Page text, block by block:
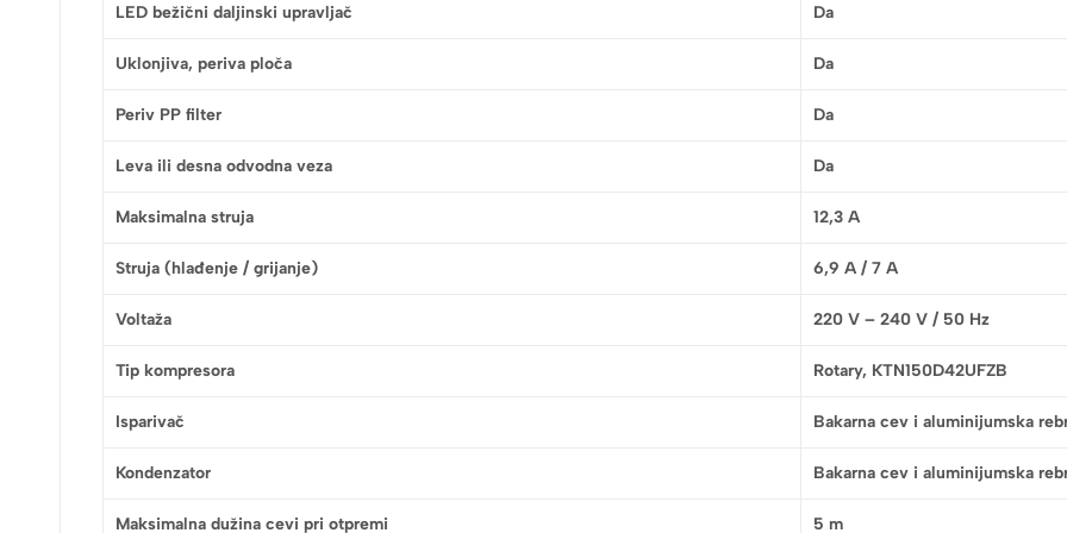
LED bežični daljinski upravljač Da
Uklonjiva, periva ploča Da
Periv PP filter Da
Leva ili desna odvodna veza Da
Maksimalna struja 12,3 A
Struja (hlađenje / grijanje) 6,9 A / 7 A
Voltaža 220 V – 240 V / 50 Hz
Tip kompresora Rotary, KTN150D42UFZB
Isparivač Bakarna cev i aluminijumska
Kondenzator Bakarna cev i aluminijumska
Maksimalna dužina cevi pri otpremi 5 m